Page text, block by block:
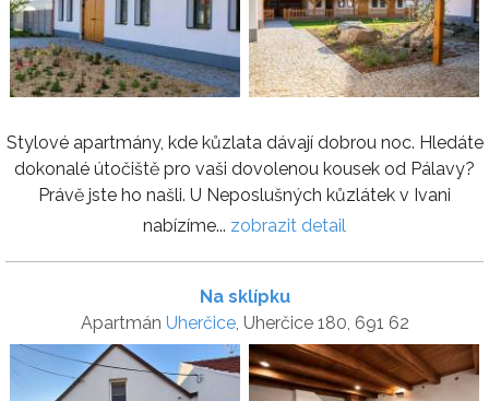
Stylové apartmány, kde kůzlata dávají dobrou noc. Hledáte
dokonalé útočiště pro vaši dovolenou kousek od Pálavy?
Právě jste ho našli. U Neposlušných kůzlátek v Ivani
nabízíme... zobrazit detail
Na sklípku
Apartmán Uherčice, Uherčice 180, 691 62